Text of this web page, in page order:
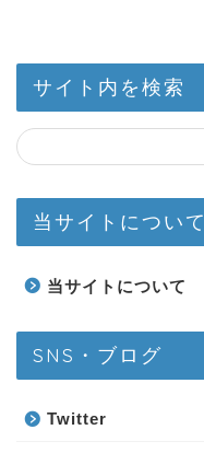
サイト内を検索
当サイトについて
当サイトについて
SNS・ブログ
Twitter